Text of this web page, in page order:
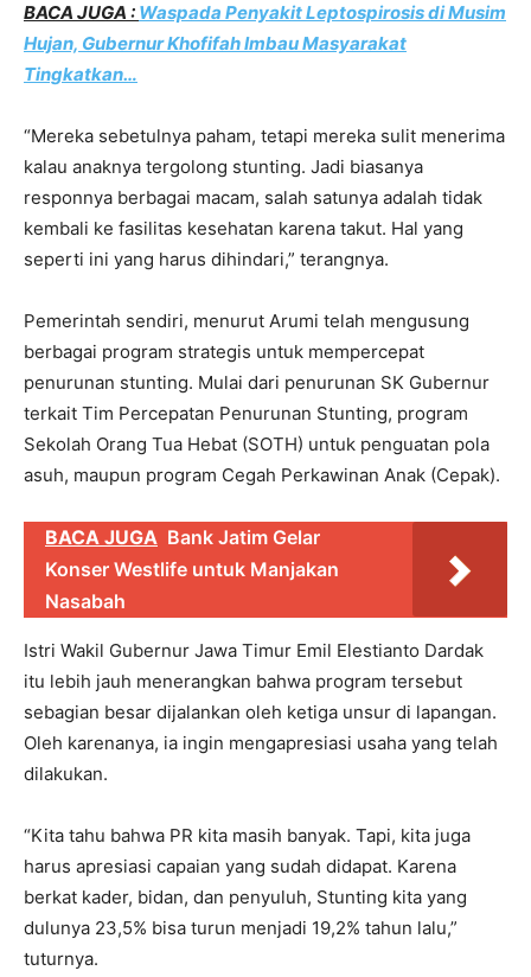
BACA JUGA : Waspada Penyakit Leptospirosis di Musim
Hujan, Gubernur Khofifah Imbau Masyarakat
Tingkatkan…
“Mereka sebetulnya paham, tetapi mereka sulit menerima
kalau anaknya tergolong stunting. Jadi biasanya
responnya berbagai macam, salah satunya adalah tidak
kembali ke fasilitas kesehatan karena takut. Hal yang
seperti ini yang harus dihindari,” terangnya.
Pemerintah sendiri, menurut Arumi telah mengusung
berbagai program strategis untuk mempercepat
penurunan stunting. Mulai dari penurunan SK Gubernur
terkait Tim Percepatan Penurunan Stunting, program
Sekolah Orang Tua Hebat (SOTH) untuk penguatan pola
asuh, maupun program Cegah Perkawinan Anak (Cepak).
BACA JUGA Bank Jatim Gelar
Konser Westlife untuk Manjakan
Nasabah
Istri Wakil Gubernur Jawa Timur Emil Elestianto Dardak
itu lebih jauh menerangkan bahwa program tersebut
sebagian besar dijalankan oleh ketiga unsur di lapangan.
Oleh karenanya, ia ingin mengapresiasi usaha yang telah
dilakukan.
“Kita tahu bahwa PR kita masih banyak. Tapi, kita juga
harus apresiasi capaian yang sudah didapat. Karena
berkat kader, bidan, dan penyuluh, Stunting kita yang
dulunya 23,5% bisa turun menjadi 19,2% tahun lalu,”
tuturnya.